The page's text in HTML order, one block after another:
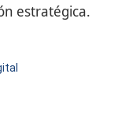
estratégica.